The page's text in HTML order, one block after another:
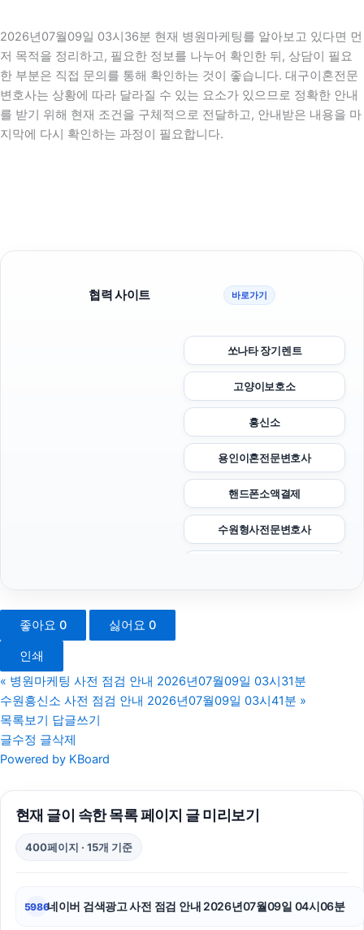
2026년07월09일 03시36분 현재 병원마케팅를 알아보고 있다면 먼
저 목적을 정리하고, 필요한 정보를 나누어 확인한 뒤, 상담이 필요
한 부분은 직접 문의를 통해 확인하는 것이 좋습니다. 대구이혼전문
변호사는 상황에 따라 달라질 수 있는 요소가 있으므로 정확한 안내
를 받기 위해 현재 조건을 구체적으로 전달하고, 안내받은 내용을 마
지막에 다시 확인하는 과정이 필요합니다.
협력 사이트 바로가기
쏘나타 장기렌트
고양이보호소
흥신소
용인이혼전문변호사
핸드폰소액결제
수원형사전문변호사
고양이파양
의정부마약변호사
파양보호소
좋아요 0 싫어요 0
인쇄
« 병원마케팅 사전 점검 안내 2026년07월09일 03시31분
수원흥신소 사전 점검 안내 2026년07월09일 03시41분 »
목록보기
답글쓰기
글수정 글삭제
Powered by KBoard
현재 글이 속한 목록 페이지 글 미리보기
400페이지 · 15개 기준
5986네이버 검색광고 사전 점검 안내 2026년07월09일 04시06분